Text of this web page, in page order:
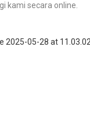
kami secara online.